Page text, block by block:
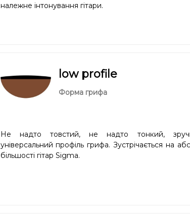
належне інтонування гітари.
low profile
Форма грифа
Не надто товстий, не надто тонкий,
універсальний профіль грифа. Зустрічається на
більшості гітар Sigma.